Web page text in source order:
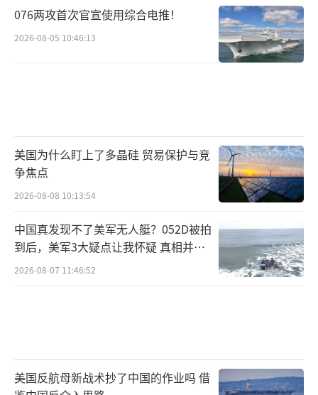
076两攻首次官宣使用综合电推！
2026-08-05 10:46:13
美国为什么盯上了多晶硅 贸易保护与竞
争焦点
2026-08-08 10:13:54
中国真发现不了美军无人艇？052D被拍
到后，美军3大疑点让我怀疑 真相并非
如此
2026-08-07 11:46:52
美国反航母新战术抄了中国的作业吗 借